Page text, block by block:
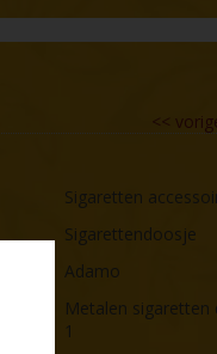
<<
Sigaretten
Sigarettendoosje
Adamo
Metalen sigaretten
1